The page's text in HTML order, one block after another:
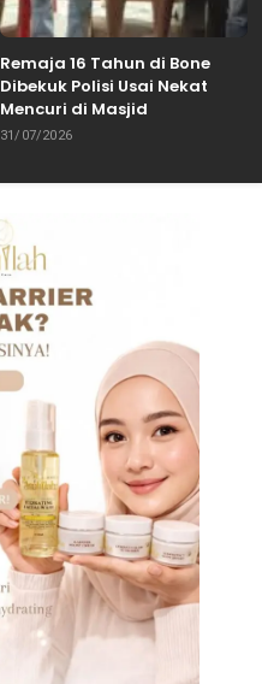
Remaja 16 Tahun di Bone
Dibekuk Polisi Usai Nekat
Mencuri di Masjid
31/07/2026